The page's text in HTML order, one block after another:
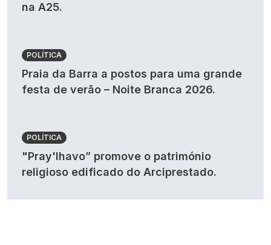
na A25.
POLÍTICA
Praia da Barra a postos para uma grande
festa de verão – Noite Branca 2026.
POLÍTICA
"Pray'lhavo” promove o património
religioso edificado do Arciprestado.